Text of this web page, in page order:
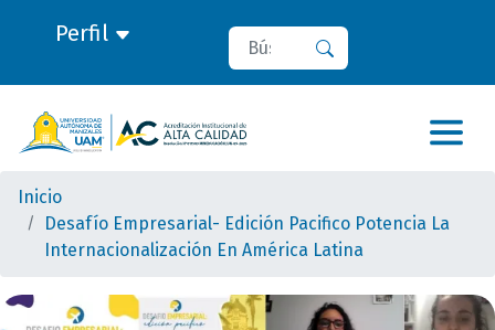
Perfil Buscar
Inicio
Desafío Empresarial- Edición Pacifico Potencia La
Internacionalización En América Latina